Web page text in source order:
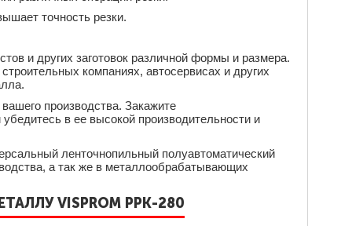
точность резки.
и других заготовок различной формы и размера.
компаниях, автосервисах и других
производства. Закажите
в ее высокой производительности и
ленточнопильный полуавтоматический
а так же в металлообрабатывающих
VISPROM PPK-280